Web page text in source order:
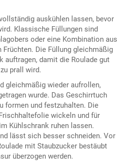
auskühlen lassen, bevor
Klassische Füllungen sind
oder eine Kombination aus
Die Füllung gleichmäßig
auftragen, damit die Roulade gut
prall wird.
gleichmäßig wieder aufrollen,
wurde. Das Geschirrtuch
formen und festzuhalten. Die
wickeln und für
Kühlschrank ruhen lassen.
lässt sich besser schneiden. Vor
mit Staubzucker bestäubt
überzogen werden.